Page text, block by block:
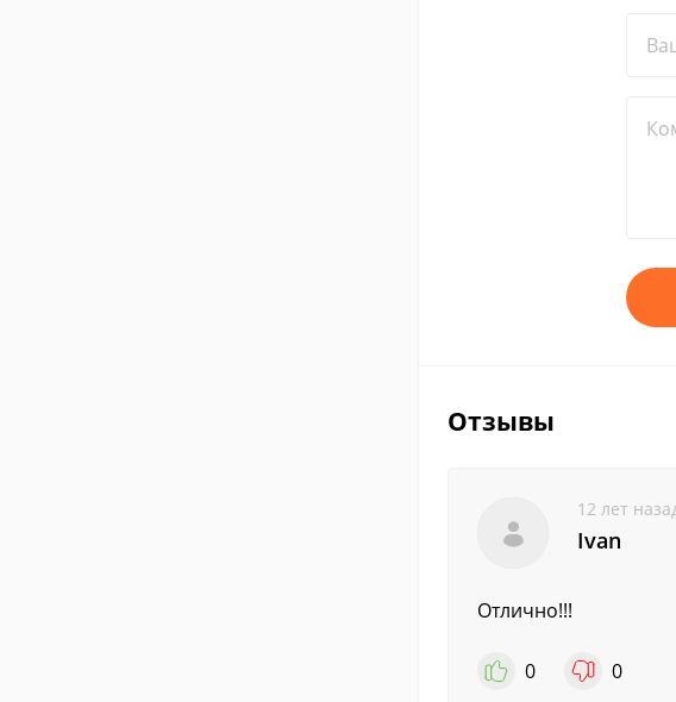
Отзывы
12 лет
Ivan
Отлично!!!
0 0